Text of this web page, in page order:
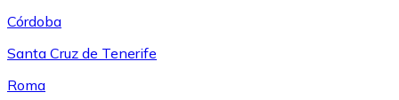
Córdoba
Santa Cruz de Tenerife
Roma